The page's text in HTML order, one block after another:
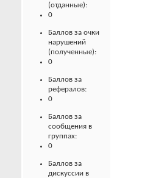
(отданные):
0
Баллов за очки
нарушений
(полученные):
0
Баллов за
рефералов:
0
Баллов за
сообщения в
группах:
0
Баллов за
дискуссии в